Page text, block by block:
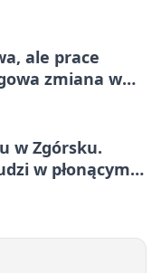
ale prace
zmiana w
w Zgórsku.
w płonącym